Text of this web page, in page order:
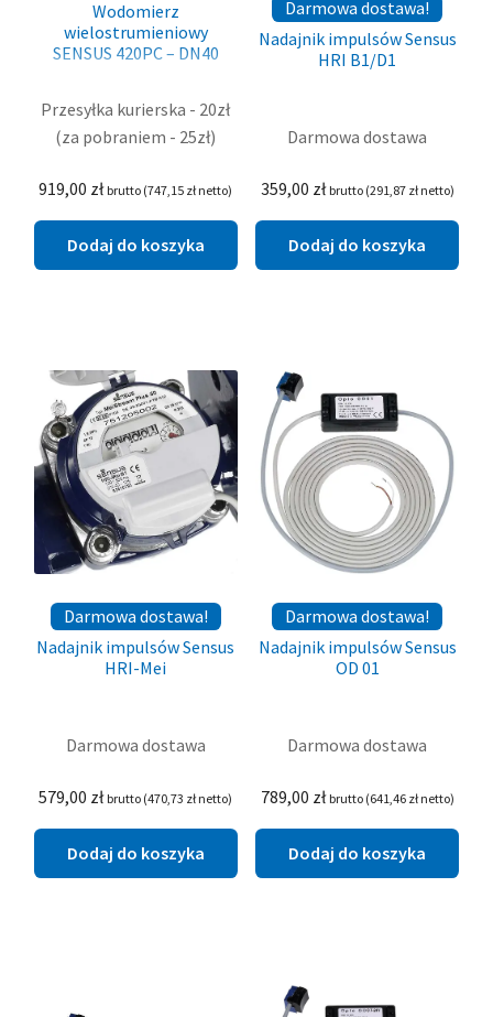
Wodomierz
wielostrumieniowy
SENSUS 420PC – DN40
Przesyłka kurierska - 20zł
(za pobraniem - 25zł)
919,00 zł brutto (747,15 złnetto)
Dodaj do koszyka
Darmowa dostawa!
Nadajnik impulsów Sensus
HRI B1/D1
Darmowa dostawa
359,00 zł brutto (291,87 złnetto)
Dodaj do koszyka
Darmowa dostawa!
Nadajnik impulsów Sensus
HRI-Mei
Darmowa dostawa
579,00 zł brutto (470,73 złnetto)
Dodaj do koszyka
Darmowa dostawa!
Nadajnik impulsów Sensus
OD 01
Darmowa dostawa
789,00 zł brutto (641,46 złnetto)
Dodaj do koszyka